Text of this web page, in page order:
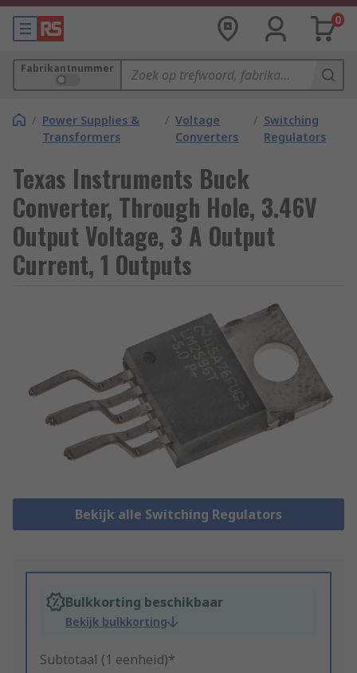
0
Fabrikantnummer
/ Power Supplies &
Transformers
/ Voltage
Converters
/ Switching
Regulators
Texas Instruments Buck
Converter, Through Hole, 3.46V
Output Voltage, 3 A Output
Current, 1 Outputs
Bekijk alle Switching Regulators
Bulkkorting beschikbaar
Bekijk bulkkorting
Subtotaal (1 eenheid)*